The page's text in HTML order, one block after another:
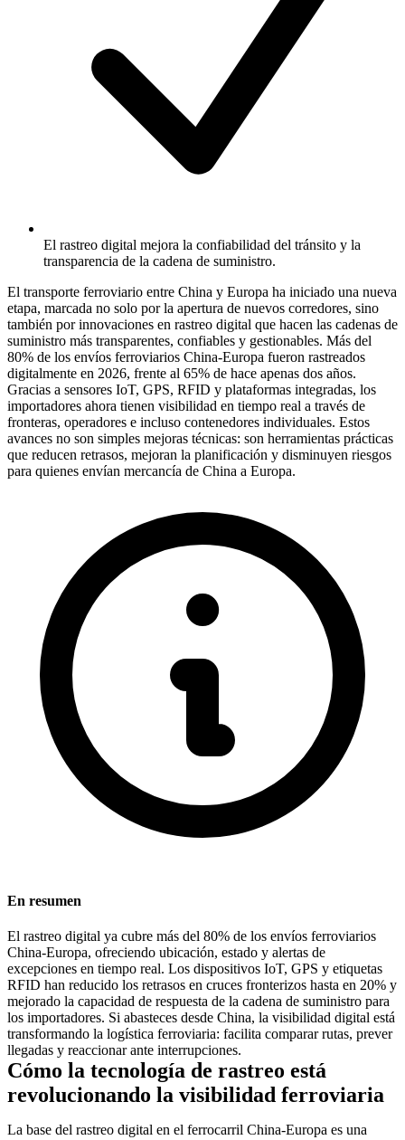
El rastreo digital mejora la confiabilidad del tránsito y la
transparencia de la cadena de suministro.
El transporte ferroviario entre China y Europa ha iniciado una nueva
etapa, marcada no solo por la apertura de nuevos corredores, sino
también por innovaciones en rastreo digital que hacen las cadenas de
suministro más transparentes, confiables y gestionables. Más del
80% de los envíos ferroviarios China-Europa fueron rastreados
digitalmente en 2026, frente al 65% de hace apenas dos años.
Gracias a sensores IoT, GPS, RFID y plataformas integradas, los
importadores ahora tienen visibilidad en tiempo real a través de
fronteras, operadores e incluso contenedores individuales. Estos
avances no son simples mejoras técnicas: son herramientas prácticas
que reducen retrasos, mejoran la planificación y disminuyen riesgos
para quienes envían mercancía de China a Europa.
En resumen
El rastreo digital ya cubre más del 80% de los envíos ferroviarios
China-Europa, ofreciendo ubicación, estado y alertas de
excepciones en tiempo real. Los dispositivos IoT, GPS y etiquetas
RFID han reducido los retrasos en cruces fronterizos hasta en 20% y
mejorado la capacidad de respuesta de la cadena de suministro para
los importadores. Si abasteces desde China, la visibilidad digital está
transformando la logística ferroviaria: facilita comparar rutas, prever
llegadas y reaccionar ante interrupciones.
Cómo la tecnología de rastreo está
revolucionando la visibilidad ferroviaria
La base del rastreo digital en el ferrocarril China-Europa es una